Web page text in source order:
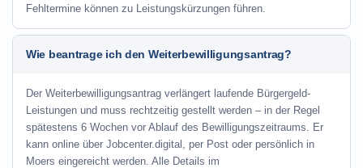
Fehltermine können zu Leistungskürzungen führen.
Wie beantrage ich den Weiterbewilligungsantrag?
Der Weiterbewilligungsantrag verlängert laufende Bürgergeld-
Leistungen und muss rechtzeitig gestellt werden – in der Regel
spätestens 6 Wochen vor Ablauf des Bewilligungszeitraums. Er
kann online über Jobcenter.digital, per Post oder persönlich in
Moers eingereicht werden. Alle Details im